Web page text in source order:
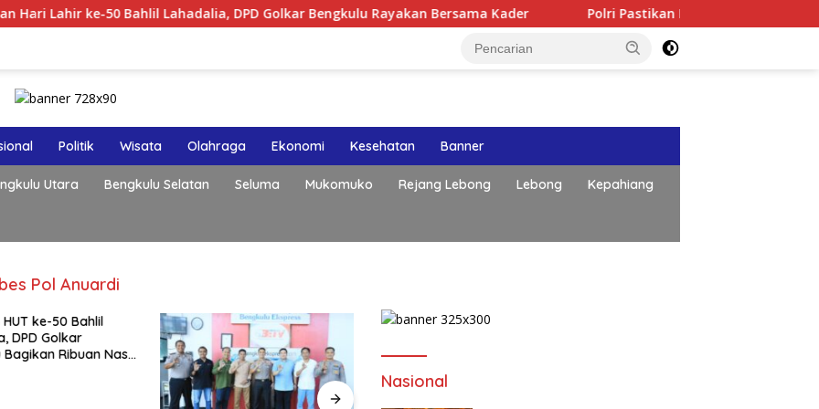
ke-50 Bahlil Lahadalia, DPD Golkar Bengkulu Rayakan Bersama Kader Polri Pastikan Proses Pemeriksaan Personel
Politik Wisata Olahraga Ekonomi Kesehatan Banner
Utara Bengkulu Selatan Seluma Mukomuko Rejang Lebong Lebong Kepahiang
Pol Anuardi
ke-50 Bahlil
DPD Golkar
Bagikan Ribuan Nasi
Nasional